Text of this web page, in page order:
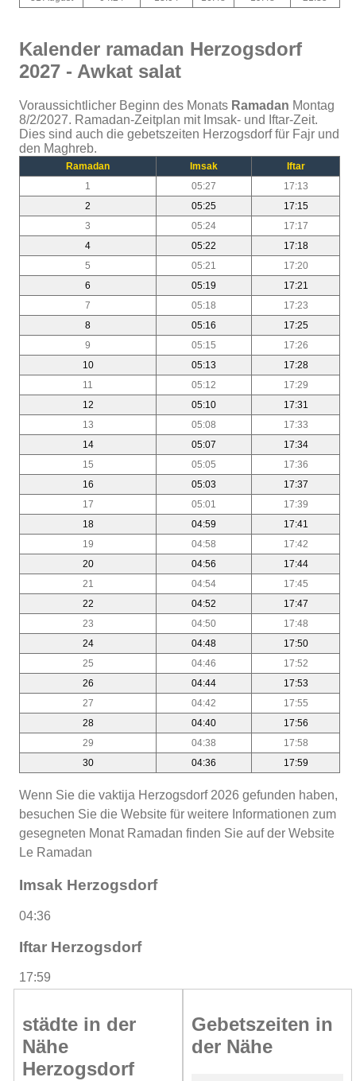
Kalender ramadan Herzogsdorf
2027 - Awkat salat
Voraussichtlicher Beginn des Monats Ramadan Montag
8/2/2027. Ramadan-Zeitplan mit Imsak- und Iftar-Zeit.
Dies sind auch die gebetszeiten Herzogsdorf für Fajr und
den Maghreb.
Ramadan Imsak
Iftar
1
05:27
17:13
2
05:25
17:15
3
05:24
17:17
4
05:22
17:18
5
05:21
17:20
6
05:19
17:21
7
05:18
17:23
8
05:16
17:25
9
05:15
17:26
10
05:13
17:28
11
05:12
17:29
12
05:10
17:31
13
05:08
17:33
14
05:07
17:34
15
05:05
17:36
16
05:03
17:37
17
05:01
17:39
18
04:59
17:41
19
04:58
17:42
20
04:56
17:44
21
04:54
17:45
22
04:52
17:47
23
04:50
17:48
24
04:48
17:50
25
04:46
17:52
26
04:44
17:53
27
04:42
17:55
28
04:40
17:56
29
04:38
17:58
30
04:36 17:59
Wenn Sie die vaktija Herzogsdorf 2026 gefunden haben,
besuchen Sie die Website für weitere Informationen zum
gesegneten Monat Ramadan finden Sie auf der Website
Le Ramadan
Imsak Herzogsdorf
04:36
Iftar Herzogsdorf
17:59
städte in der
Nähe
Herzogsdorf
Gebetszeiten in
der Nähe